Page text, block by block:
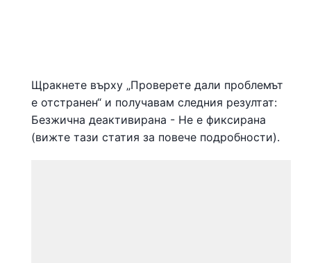
Щракнете върху „Проверете дали проблемът
е отстранен“ и получавам следния резултат:
Безжична деактивирана - Не е фиксирана
(вижте тази статия за повече подробности).